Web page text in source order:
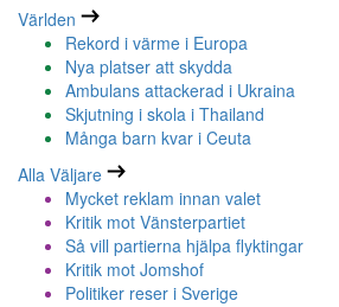
Världen
Rekord i värme i Europa
Nya platser att skydda
Ambulans attackerad i Ukraina
Skjutning i skola i Thailand
Många barn kvar i Ceuta
Alla Väljare
Mycket reklam innan valet
Kritik mot Vänsterpartiet
Så vill partierna hjälpa flyktingar
Kritik mot Jomshof
Politiker reser i Sverige